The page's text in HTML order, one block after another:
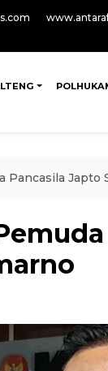
Pancasila Japto